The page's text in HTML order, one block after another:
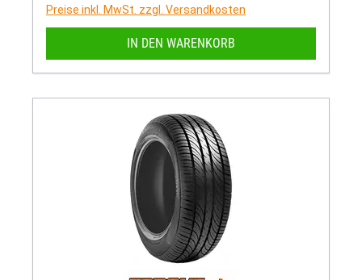
Preise inkl. MwSt. zzgl. Versandkosten
IN DEN WARENKORB